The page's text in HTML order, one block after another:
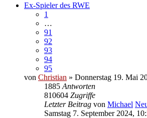
Ex-Spieler des RWE
1
…
91
92
93
94
95
von Christian » Donnerstag 19. Mai
1885 Antworten
810604 Zugriffe
Letzter Beitrag von Michael
Samstag 7. September 2024,